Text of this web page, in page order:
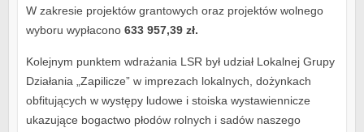
W zakresie projektów grantowych oraz projektów wolnego
wyboru wypłacono 633 957,39 zł.
Kolejnym punktem wdrażania LSR był udział Lokalnej Grupy
Działania „Zapilicze” w imprezach lokalnych, dożynkach
obfitujących w występy ludowe i stoiska wystawiennicze
ukazujące bogactwo płodów rolnych i sadów naszego